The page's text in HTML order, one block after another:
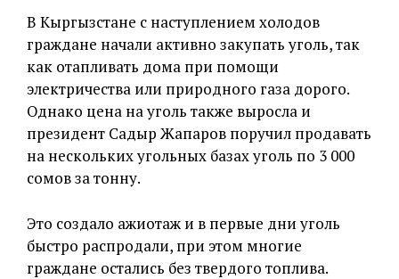
В Кыргызстане с наступлением холодов
граждане начали активно закупать уголь, так
как отапливать дома при помощи
электричества или природного газа дорого.
Однако цена на уголь также выросла и
президент Садыр Жапаров поручил продавать
на нескольких угольных базах уголь по 3 000
сомов за тонну.
Это создало ажиотаж и в первые дни уголь
быстро распродали, при этом многие
граждане остались без твердого топлива.